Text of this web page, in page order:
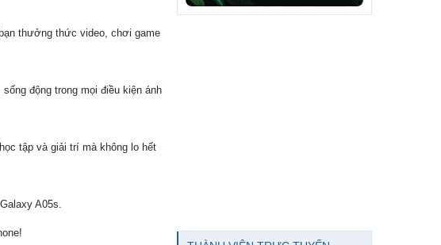
thưởng thức video, chơi game
động trong mọi điều kiện ánh
tập và giải trí mà không lo hết
A05s.